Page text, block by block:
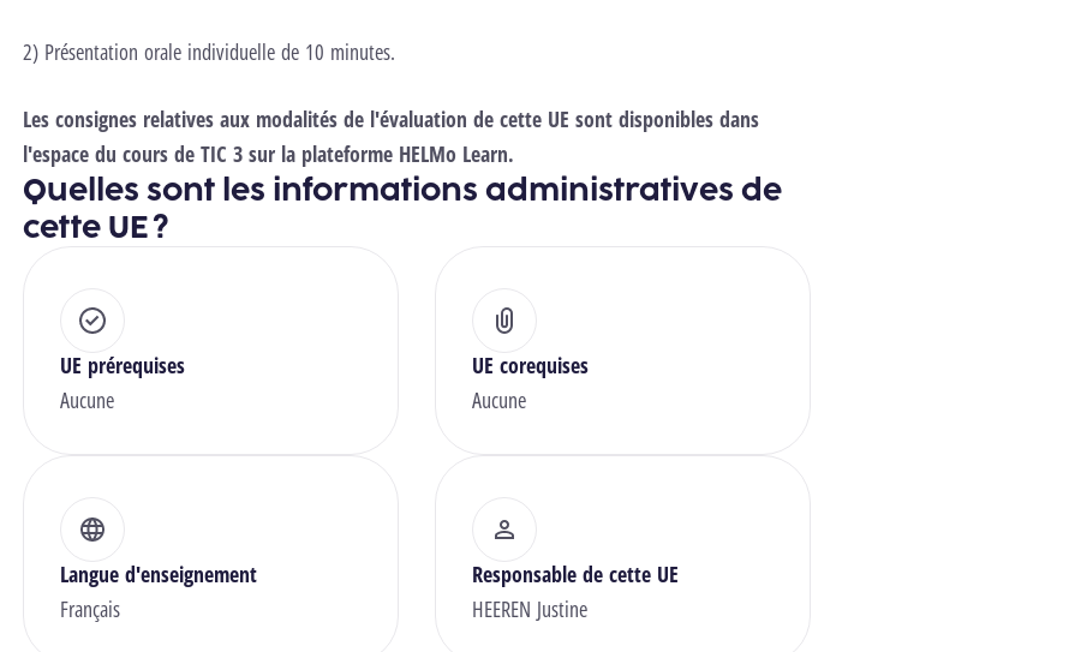
2) Présentation orale individuelle de 10 minutes.
Les consignes relatives aux modalités de l'évaluation de cette UE sont disponibles dans
l'espace du cours de TIC 3 sur la plateforme HELMo Learn.
Quelles sont les informations administratives de
cette UE ?
UE prérequises
Aucune
UE corequises
Aucune
Langue d'enseignement
Français
Responsable de cette UE
HEEREN Justine